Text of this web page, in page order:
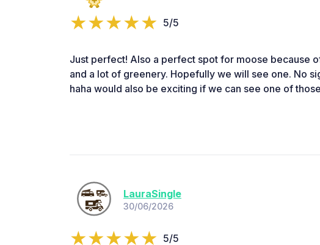
5/5
Just perfect! Also a perfect spot for moose because
and a lot of greenery. Hopefully we will see one. No
haha would also be exciting if we can see one of
LauraSingle
30/06/2026
5/5